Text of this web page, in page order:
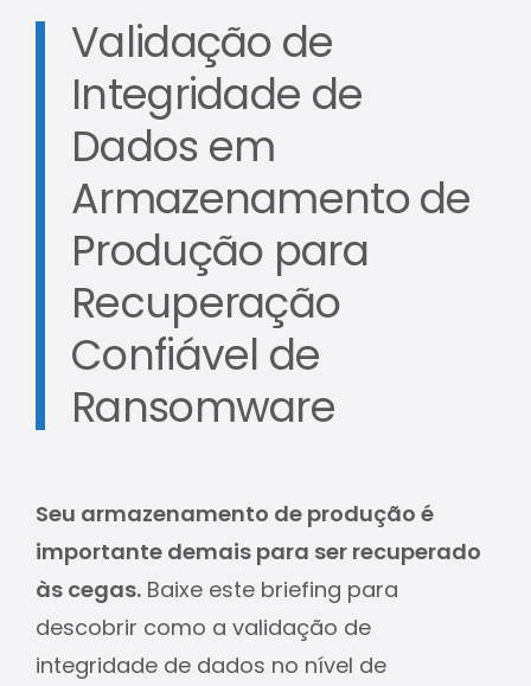
Validação de
Integridade de
Dados em
Armazenamento de
Produção para
Recuperação
Confiável de
Ransomware
Seu armazenamento de produção é
importante demais para ser recuperado
às cegas. Baixe este briefing para
descobrir como a validação de
integridade de dados no nível de